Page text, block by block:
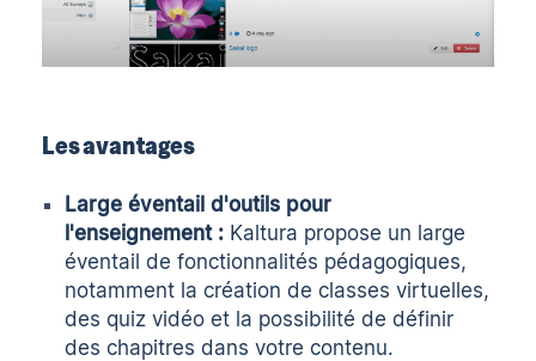
Les avantages
Large éventail d'outils pour
l'enseignement : Kaltura propose un large
éventail de fonctionnalités pédagogiques,
notamment la création de classes virtuelles,
des quiz vidéo et la possibilité de définir
des chapitres dans votre contenu.